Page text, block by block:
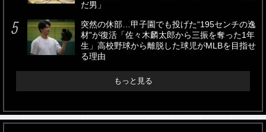
だ男」
突然の休部…甲子園でも投げた“195センチの逸
材”が復活「佐々木麟太郎から三振を奪った1年
生」高校野球から離脱した球児がMLBを目指せ
る理由
もっと見る